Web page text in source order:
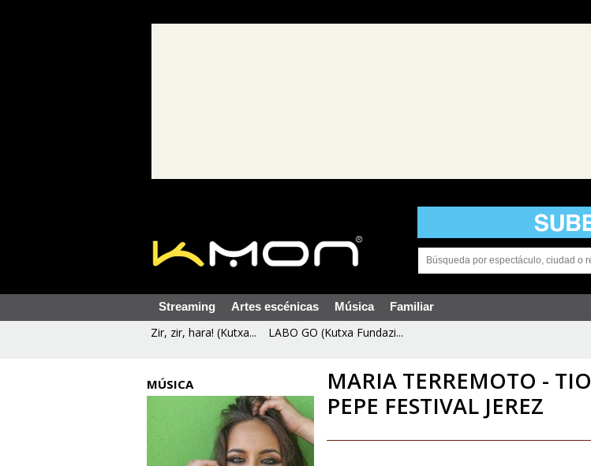
Streaming Artes escénicas Música Familiar
Zir, zir, hara! (Kutxa... LABO GO (Kutxa Fundazi...
MÚSICA
MARIA TERREMOTO - TIO
PEPE FESTIVAL JEREZ